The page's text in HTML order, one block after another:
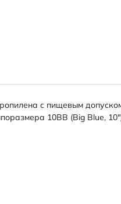
с пищевым
10BB (Big Blue,